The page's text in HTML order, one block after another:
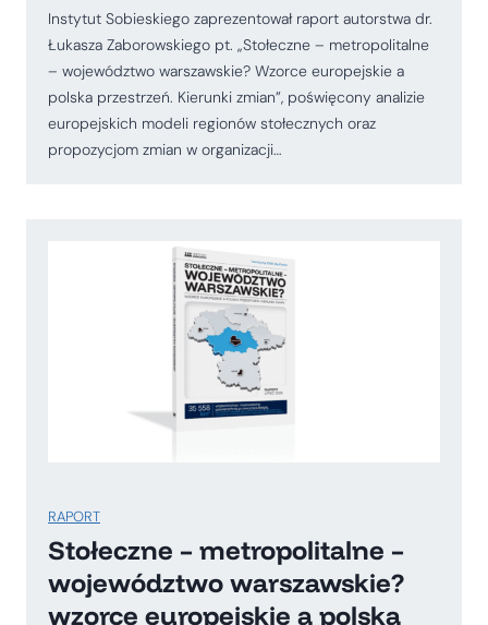
Instytut Sobieskiego zaprezentował raport autorstwa dr.
Łukasza Zaborowskiego pt. „Stołeczne – metropolitalne
– województwo warszawskie? Wzorce europejskie a
polska przestrzeń. Kierunki zmian”, poświęcony analizie
europejskich modeli regionów stołecznych oraz
propozycjom zmian w organizacji…
RAPORT
Stołeczne – metropolitalne –
województwo warszawskie?
wzorce europejskie a polska